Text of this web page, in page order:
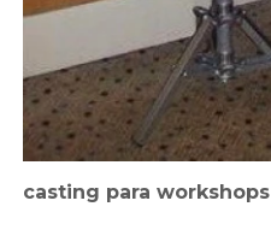
casting para workshops